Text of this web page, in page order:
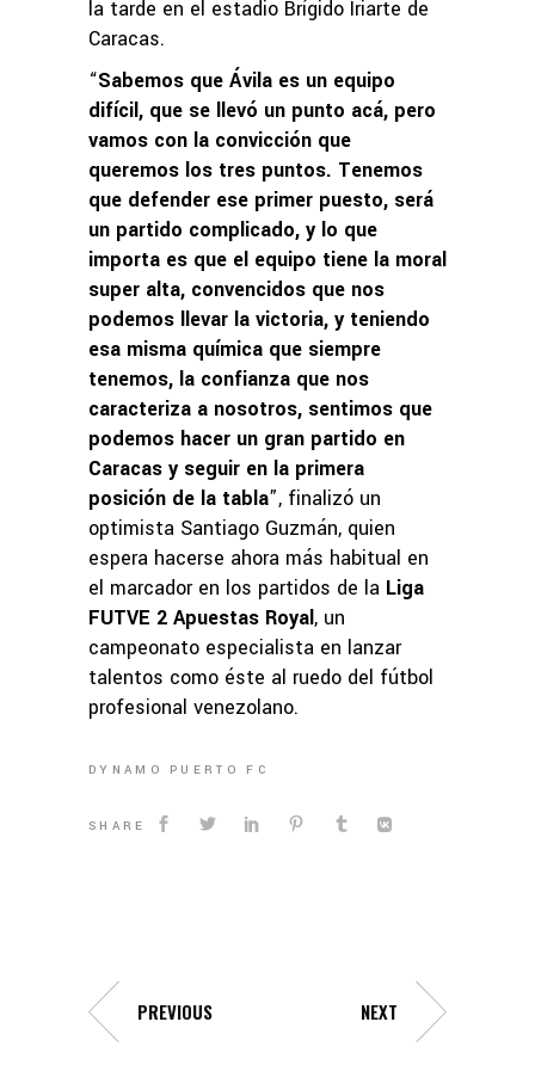
la tarde en el estadio Brígido Iriarte de
Caracas.
“Sabemos que Ávila es un equipo
difícil, que se llevó un punto acá, pero
vamos con la convicción que
queremos los tres puntos. Tenemos
que defender ese primer puesto, será
un partido complicado, y lo que
importa es que el equipo tiene la moral
super alta, convencidos que nos
podemos llevar la victoria, y teniendo
esa misma química que siempre
tenemos, la confianza que nos
caracteriza a nosotros, sentimos que
podemos hacer un gran partido en
Caracas y seguir en la primera
posición de la tabla”, finalizó un
optimista Santiago Guzmán, quien
espera hacerse ahora más habitual en
el marcador en los partidos de la Liga
FUTVE 2 Apuestas Royal, un
campeonato especialista en lanzar
talentos como éste al ruedo del fútbol
profesional venezolano.
DYNAMO PUERTO FC
SHARE
PREVIOUS NEXT